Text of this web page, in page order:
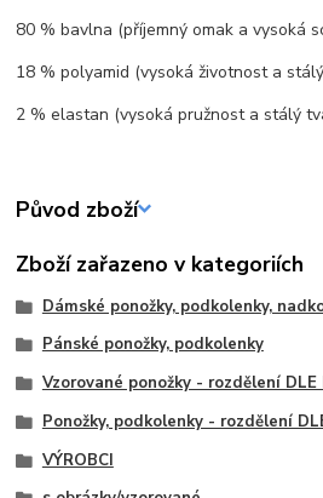
80 % bavlna (příjemný omak a vysoká
18 % polyamid (vysoká životnost a
2 % elastan (vysoká pružnost a stálý
Původ zboží
Zboží zařazeno v kategoriích
Dámské ponožky, podkolenky,
Pánské ponožky, podkolenky
Vzorované ponožky - rozdělení DLE
Ponožky, podkolenky - rozdělení
VÝROBCI